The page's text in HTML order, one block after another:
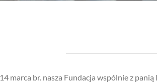
14 marca br. nasza Fundacja wspólnie z